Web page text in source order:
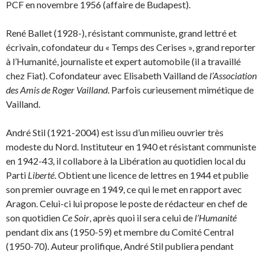
PCF en novembre 1956 (affaire de Budapest).
René Ballet (1928-), résistant communiste, grand lettré et
écrivain, cofondateur du « Temps des Cerises », grand reporter
à l’Humanité, journaliste et expert automobile (il a travaillé
chez Fiat). Cofondateur avec Elisabeth Vailland de l’Association
des Amis de Roger Vailland. Parfois curieusement mimétique de
Vailland.
André Stil (1921-2004) est issu d’un milieu ouvrier très
modeste du Nord. Instituteur en 1940 et résistant communiste
en 1942-43, il collabore à la Libération au quotidien local du
Parti Liberté. Obtient une licence de lettres en 1944 et publie
son premier ouvrage en 1949, ce qui le met en rapport avec
Aragon. Celui-ci lui propose le poste de rédacteur en chef de
son quotidienCe Soir, après quoi il sera celui de l’Humanité
pendant dix ans (1950-59) et membre du Comité Central
(1950-70). Auteur prolifique, André Stil publiera pendant